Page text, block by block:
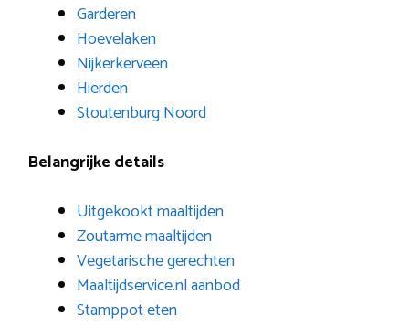
Garderen
Hoevelaken
Nijkerkerveen
Hierden
Stoutenburg Noord
Belangrijke details
Uitgekookt maaltijden
Zoutarme maaltijden
Vegetarische gerechten
Maaltijdservice.nl aanbod
Stamppot eten